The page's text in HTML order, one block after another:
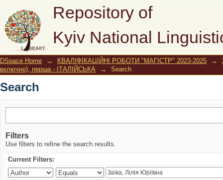
Repository of
Kyiv National
Search
DSpace Home → КВАЛІФІКАЦІЙНІ РОБОТИ "МАГІСТР" 2023-2025 →
включно), перша - ІТАЛІЙСЬКА
→ Search
Search
Filters
Use filters to refine the search results.
Current Filters: